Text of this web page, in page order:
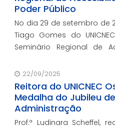
Poder Público
No dia 29 de setembro de
Tiago Gomes do
Seminário Regional de
22/09/2025
Reitora do UNICNEC
Medalha do Jubileu
Administração
Prof.ª Ludinara Scheffel,